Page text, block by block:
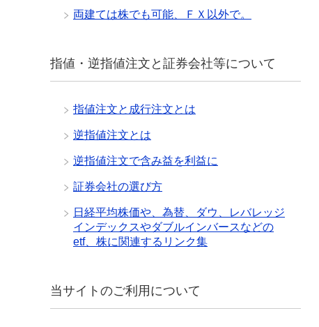
両建ては株でも可能、ＦＸ以外で。
指値・逆指値注文と証券会社等について
指値注文と成行注文とは
逆指値注文とは
逆指値注文で含み益を利益に
証券会社の選び方
日経平均株価や、為替、ダウ、レバレッジ
インデックスやダブルインバースなどの
etf、株に関連するリンク集
当サイトのご利用について